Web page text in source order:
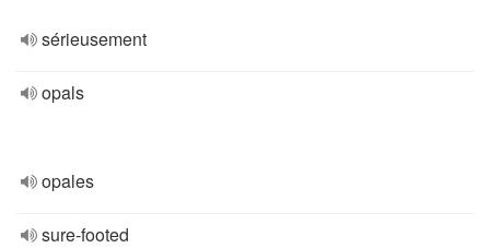
sérieusement
opals
opales
sure-footed